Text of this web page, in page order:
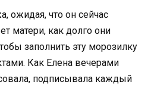
ожидая, что он сейчас
матери, как долго они
заполнить эту морозилку
Как Елена вечерами
подписывала каждый